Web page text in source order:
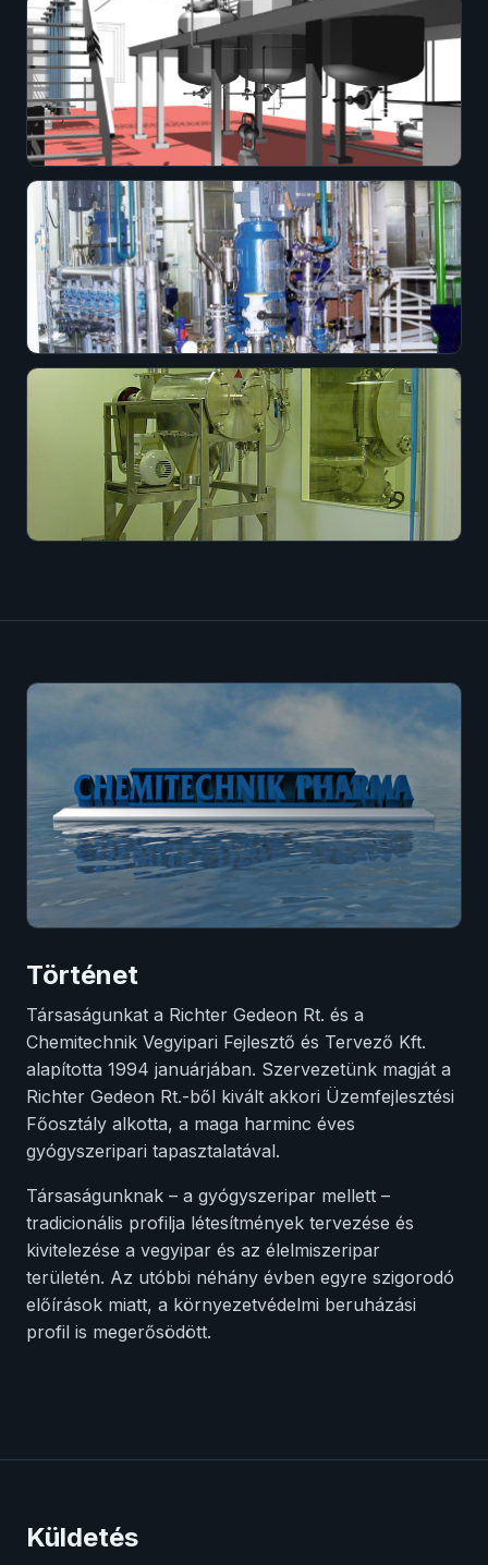
Történet
Társaságunkat a Richter Gedeon Rt. és a
Chemitechnik Vegyipari Fejlesztő és Tervező Kft.
alapította 1994 januárjában. Szervezetünk magját a
Richter Gedeon Rt.-ből kivált akkori Üzemfejlesztési
Főosztály alkotta, a maga harminc éves
gyógyszeripari tapasztalatával.
Társaságunknak – a gyógyszeripar mellett –
tradicionális profilja létesítmények tervezése és
kivitelezése a vegyipar és az élelmiszeripar
területén. Az utóbbi néhány évben egyre szigorodó
előírások miatt, a környezetvédelmi beruházási
profil is megerősödött.
Küldetés